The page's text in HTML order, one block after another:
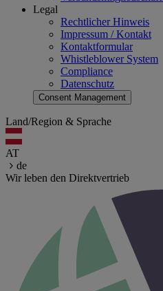
Legal
Rechtlicher Hinweis
Impressum / Kontakt
Kontaktformular
Whistleblower System
Compliance
Datenschutz
Consent Management
Land/Region & Sprache
AT
de
Wir leben den Direktvertrieb